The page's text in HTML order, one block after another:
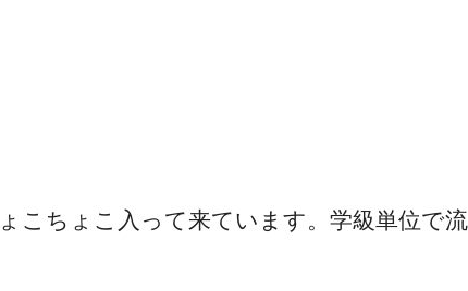
こちょこ入って来ています。学級単位で流